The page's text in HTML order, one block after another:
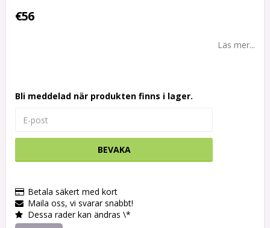
€56
Läs mer...
Bli meddelad när produkten finns i lager.
BEVAKA
Betala säkert med kort
Maila oss, vi svarar snabbt!
Dessa rader kan ändras \*